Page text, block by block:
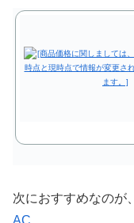
次におすすめなのが、